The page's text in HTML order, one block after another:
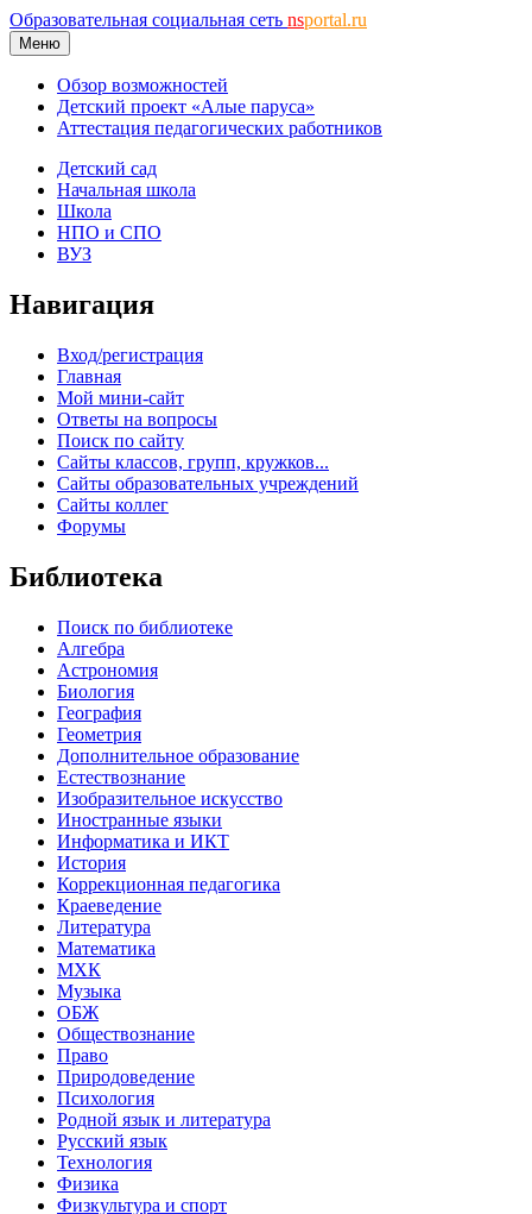
Образовательная социальная сеть nsportal.ru
Меню
Обзор возможностей
Детский проект «Алые паруса»
Аттестация педагогических работников
Детский сад
Начальная школа
Школа
НПО и СПО
ВУЗ
Навигация
Вход/регистрация
Главная
Мой мини-сайт
Ответы на вопросы
Поиск по сайту
Сайты классов, групп, кружков...
Сайты образовательных учреждений
Сайты коллег
Форумы
Библиотека
Поиск по библиотеке
Алгебра
Астрономия
Биология
География
Геометрия
Дополнительное образование
Естествознание
Изобразительное искусство
Иностранные языки
Информатика и ИКТ
История
Коррекционная педагогика
Краеведение
Литература
Математика
МХК
Музыка
ОБЖ
Обществознание
Право
Природоведение
Психология
Родной язык и литература
Русский язык
Технология
Физика
Физкультура и спорт